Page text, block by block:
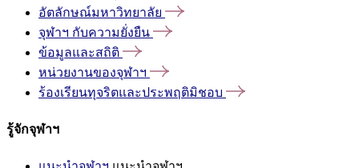
อัตลักษณ์มหาวิทยาลัย
จุฬาฯ กับความยั่งยืน
ข้อมูลและสถิติ
หน่วยงานของจุฬาฯ
ร้องเรียนทุจริตและประพฤติมิชอบ
รู้จักจุฬาฯ